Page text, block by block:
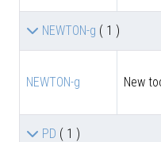
NEWTON-g ( 1 )
NEWTON-g New
PD ( 1 )